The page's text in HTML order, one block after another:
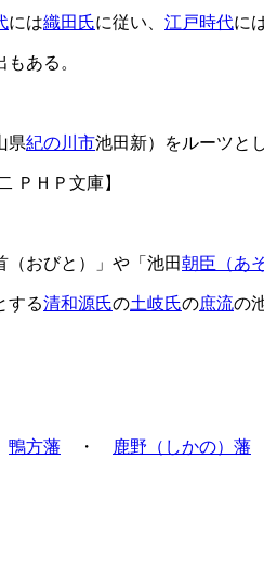
には織田氏に従い、 江戸時代に
もある。
県紀の川市池田新）をルーツとし
ＰＨＰ文庫】
おびと）」や「池田朝臣（あ
する清和源氏の土岐氏の庶流の
鴨方藩 ・ 鹿野（しかの）藩